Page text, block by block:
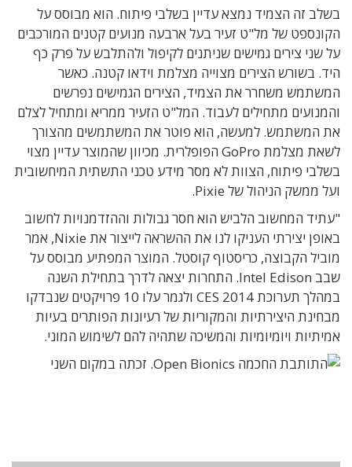
בשלב זה הצמיד נמצא עדיין בשלבי פיתוח. הוא מבוסס על
הקונספט של מל"ט זעיר בעל ארבעה מנועים קטנים המורכבים
על שני צירים גמישים שניתנים לקיפול ולהתלבש על פרק כף
היד. בשורש הצירים מצוייה מצלמת וידאו קטנה. כאשר
המשתמש משחרר את הצמיד, הצירים הגמישים נפרשים
והמנועים מתחילים לעבוד. המל"ט הזעיר ממריא ומתחיל לצלם
את המשתמש. למעשה, הוא פוטר את המשתמשים מהצורך
לשאת מצלמת GoPro הפופלרית. מכיוון שהמוצר עדיין מצוי
בשלבי פיתוח, הצוות לא מסר מידע טכני התשתית המיחשובית
ועל ממשק הניהול של Pixie.
"עתיד המחשוב הלביש הוא חסר גבולות וההזדמנויות לחשוב
באופן יצירתי העניקו לנו את ההשראה לייצור את Nixie, אמר
מוביל הקבוצה, כריסטוף קוסטל. המוצר המפתיע מבוסס על
שבב Intel Edison. התחרות יצאה לדרך בתחילת השנה
במהלך תערוכת CES 2014 ולגמר עלו 10 פרויקטים שנבדקו
מבחינת היצירתיות והמקוריות של רעיונות הפותרים בעיות
אמיתיות ויומיומיות והמשיכה שתהיה להם לשימוש המוני.